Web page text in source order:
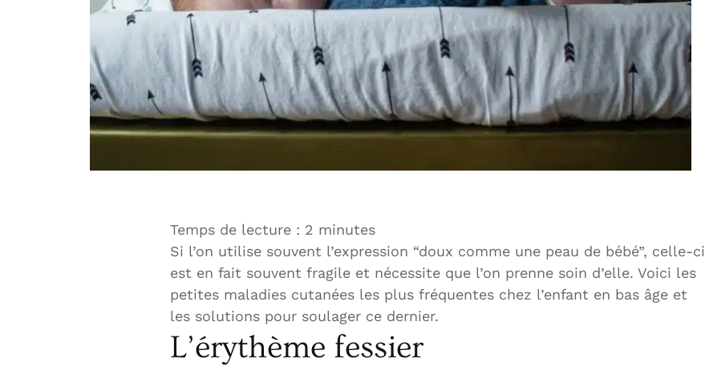
Temps de lecture : 2 minutes
Si l’on utilise souvent l’expression “doux comme une peau de bébé”, celle-ci
est en fait souvent fragile et nécessite que l’on prenne soin d’elle. Voici les
petites maladies cutanées les plus fréquentes chez l’enfant en bas âge et
les solutions pour soulager ce dernier.
L’érythème fessier